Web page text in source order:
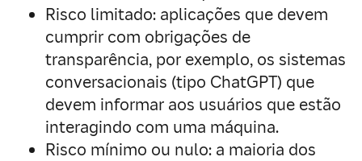
Risco limitado: aplicações que devem
cumprir com obrigações de
transparência, por exemplo, os sistemas
conversacionais (tipo ChatGPT) que
devem informar aos usuários que estão
interagindo com uma máquina.
Risco mínimo ou nulo: a maioria dos